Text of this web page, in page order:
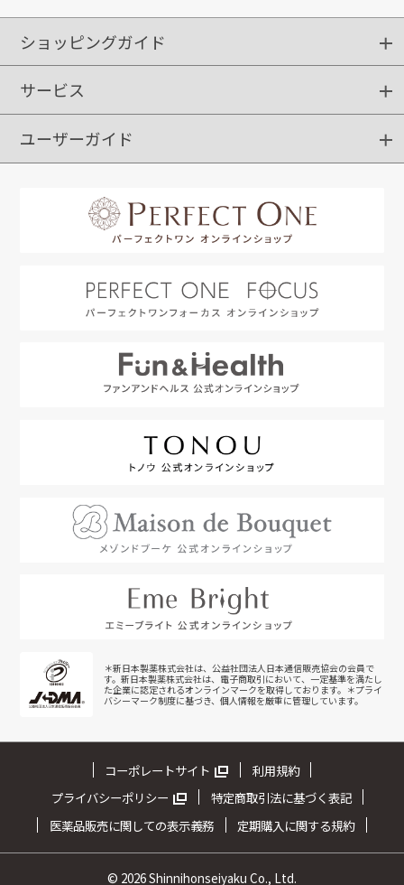
ショッピングガイド
ショッピングガイド
ご注文方法
送料・配送
クーポンご利用方法
サービス
定期購入
ポイントサービス
お知らせメール
ユーザーガイド
＊新日本製薬株式会社は、公益社団法人日本通信販売協会の会員で
す。新日本製薬株式会社は、電子商取引において、一定基準を満たし
た企業に認定されるオンラインマークを取得しております。＊プライ
バシーマーク制度に基づき、個人情報を厳重に管理しています。
コーポレートサイト
利用規約
プライバシーポリシー
特定商取引法に基づく表記
医薬品販売に関しての表示義務
定期購入に関する規約
© 2026 Shinnihonseiyaku Co., Ltd.